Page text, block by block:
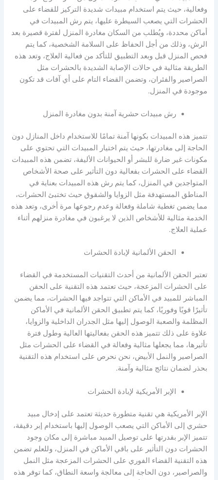
وفعالية، حيث يتم استخدام مبيدات شديدة التركيز للقضاء على
الحشرات التي يصعب السيطرة عليها، يتم رش المبيدات في
أماكن محددة، ويُطلب من السكان مغادرة المنزل لفترة قصيرة بعد
الرش، وذلك من أجل الحفاظ على السلامة الشخصية، كما يتم
فحص المنزل قبل وبعد التطبيق للتأكد من فعالية العلاج، وتعد هذه
الطريقة مثالية في حالات الإصابة الشديدة بالحشرات مثل
الصراصير والفئران، وتضمن القضاء التام على أي آفات قد تكون
موجودة في المنزل.
رش مبيدات حشرية آمنة بدون مغادرة المنزل
تتميز هذه المبيدات بكونها آمنة تمامًا للاستخدام داخل المنازل دون
الحاجة إلى مغادرتها، حيث يتم اختيار المبيدات التي تحتوي على
مكونات غير ضارة للبشر أو الحيوانات الأليفة، تضمن هذه المبيدات
القضاء على الحشرات بفعالية دون التأثير على صحة الأشخاص
المتواجدين في المنزل، كما يتم رش هذه المبيدات بعناية في
المناطق المستهدفة مثل الزوايا والشقوق حيث تختبئ الحشرات،
مما يضمن تغطية شاملة وفعالة وعدم رجوعها مرة أخرى، وتعد هذه
الخدمة مثالية للأشخاص الذين لا يرغبون في مغادرة منزلهم أثناء
عملية العلاج.
الحقن الألمانية لإبادة الحشرات
تعتبر الحقن الألمانية من أحدث التقنيات المستخدمة في القضاء
على الحشرات المزعجة، حيث تعتمد هذه التقنية على الحقن
المباشر للمبيد في الأماكن التي تتواجد فيها الحشرات، مما يضمن
تأثيرًا قويًا وفوريًا، كما يتم تطبيق الحقن الألمانية في الأماكن
المظلمة والصعبة الوصول إليها مثل الجدران الداخلية والزوايا،
علاوة على ذلك تتميز هذه الحقن بفعاليتها العالية وطول فترة
تأثيرها، مما يجعلها مثالية وفعالة في القضاء على الحشرات مثل
الصراصير والنمل الأبيض، نحن نحرص على استخدام هذه التقنية
بحذر لضمان نتائج مثالية وآمنة.
الإبر الأمريكية لإبادة الحشرات
الإبر الأمريكية هي تقنية متطورة حديثة تعتمد على إدخال مبيد
حشري إلى الأماكن التي يصعب الوصول إليها باستخدام إبر دقيقة،
تتميز الإبر بقدرتها على توصيل المبيد مباشرة إلى مكان وجود
الحشرات دون التأثير على باقي الأماكن في المنزل، وللعلم تضمن
هذه التقنية القضاء الفوري على الحشرات المزعجة مثل النمل
والصراصير، دون الحاجة إلى معالجة واسعة النطاق، كما توفر هذه